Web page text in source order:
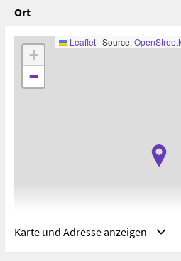
Ort
+
−
Leaflet | Source:
Karte und Adresse anzeigen